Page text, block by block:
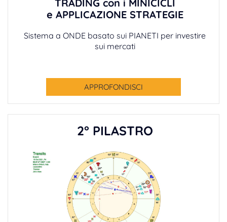
TRADING con i MINICICLI
e APPLICAZIONE STRATEGIE
Sistema a ONDE basato sui PIANETI per investire
sui mercati
APPROFONDISCI
2° PILASTRO